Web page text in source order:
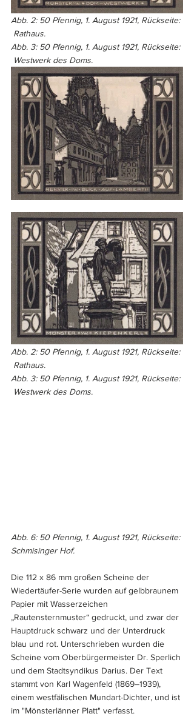
Abb. 2: 50 Pfennig, 1. August 1921, Rückseite:
Rathaus.
Abb. 3: 50 Pfennig, 1. August 1921, Rückseite:
Westwerk des Doms.
Abb. 2: 50 Pfennig, 1. August 1921, Rückseite:
Rathaus.
Abb. 3: 50 Pfennig, 1. August 1921, Rückseite:
Westwerk des Doms.
Abb. 6: 50 Pfennig, 1. August 1921, Rückseite:
Schmisinger Hof.
Die 112 x 86 mm großen Scheine der
Wiedertäufer-Serie wurden auf gelbbraunem
Papier mit Wasserzeichen
„Rautensternmuster“ gedruckt, und zwar der
Hauptdruck schwarz und der Unterdruck
blau und rot. Unterschrieben wurden die
Scheine vom Oberbürgermeister Dr. Sperlich
und dem Stadtsyndikus Darius. Der Text
stammt von Karl Wagenfeld (1869–1939),
einem westfälischen Mundart-Dichter, und ist
im "Mönsterlänner Platt" verfasst.